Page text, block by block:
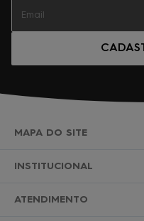
MAPA DO SITE
SURF
INSTITUCIONAL
SOBRE NÓS
ATENDIMENTO